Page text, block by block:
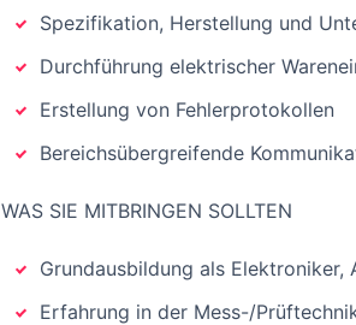
Spezifikation, Herstellung und
Durchführung elektrischer
Erstellung von Fehlerprotokollen
Bereichsübergreifende
WAS SIE MITBRINGEN SOLLTEN
Grundausbildung als
Erfahrung in der Mess-/